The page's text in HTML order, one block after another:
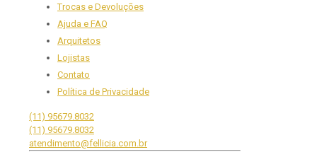
Trocas e Devoluções
Ajuda e FAQ
Arquitetos
Lojistas
Contato
Política de Privacidade
(11) 95679.8032
(11) 95679.8032
atendimento@fellicia.com.br